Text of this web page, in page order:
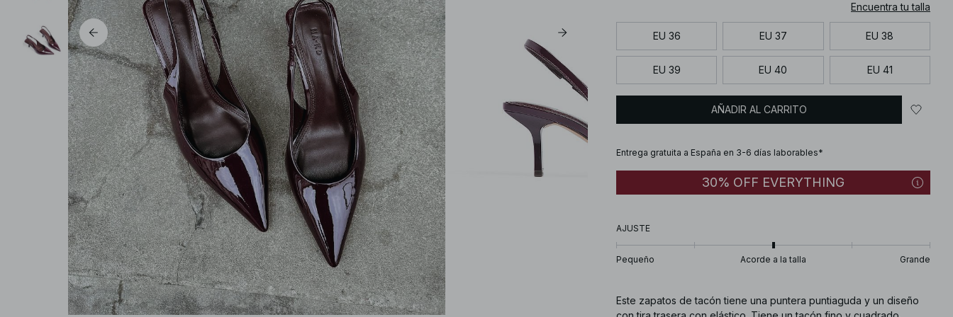
Encuentra tu talla
EU 36 EU 37 EU 38
EU 39 EU 40 EU 41
AÑADIR AL CARRITO
Entrega gratuita a España en 3-6 días laborables*
30% OFF EVERYTHING
AJUSTE
Pequeño Acorde a la talla Grande
Este zapatos de tacón tiene una puntera puntiaguda y un diseño